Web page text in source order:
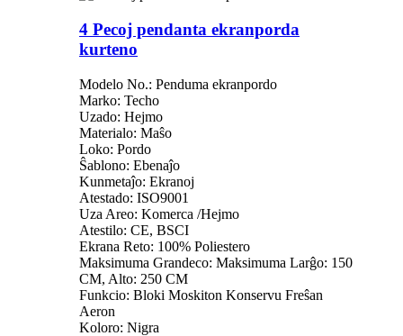
4 Pecoj pendanta ekranporda
kurteno
Modelo No.: Penduma ekranpordo
Marko: Techo
Uzado: Hejmo
Materialo: Maŝo
Loko: Pordo
Ŝablono: Ebenaĵo
Kunmetaĵo: Ekranoj
Atestado: ISO9001
Uza Areo: Komerca /Hejmo
Atestilo: CE, BSCI
Ekrana Reto: 100% Poliestero
Maksimuma Grandeco: Maksimuma Larĝo: 150
CM, Alto: 250 CM
Funkcio: Bloki Moskiton Konservu Freŝan
Aeron
Koloro: Nigra